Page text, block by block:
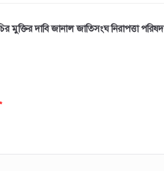
মুক্তির দাবি জানাল জাতিসংঘ নিরাপত্তা পরিষদ
*